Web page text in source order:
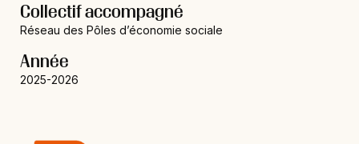
Collectif accompagné
Réseau des Pôles d’économie sociale
Année
2025-2026